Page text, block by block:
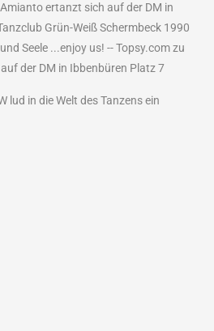
ertanzt sich auf der DM in
Grün-Weiß Schermbeck 1990
Seele ...enjoy us! -- Topsy.comzu
der DM in Ibbenbüren Platz 7
lud in die Welt des Tanzens ein